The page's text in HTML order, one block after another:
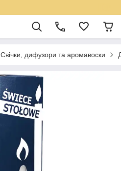
Свічки, дифузори та аромавоски